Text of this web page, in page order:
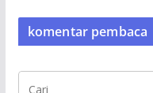
komentar pembaca